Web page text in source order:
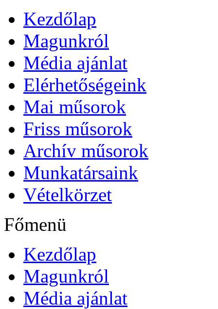
Kezdőlap
Magunkról
Média ajánlat
Elérhetőségeink
Mai műsorok
Friss műsorok
Archív műsorok
Munkatársaink
Vételkörzet
Főmenü
Kezdőlap
Magunkról
Média ajánlat